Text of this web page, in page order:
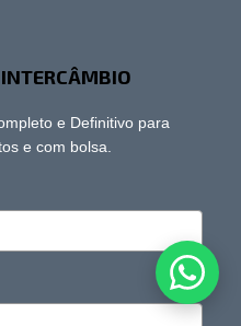
e Definitivo para
e com bolsa.